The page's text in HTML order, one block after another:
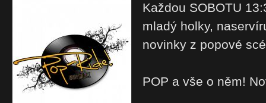
Každou SOBOTU
mladý holky,
novinky z popové
POP a vše o něm!